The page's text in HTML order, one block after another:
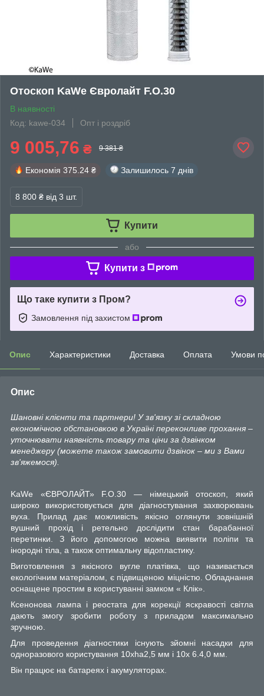
Отоскоп KaWe Євролайт F.O.30
В наявності
Код: kawe-034
Опт і роздріб
9 005,76 ₴ 9 381 ₴
Економія 375.24 ₴ Залишилось 7 днів
8 800 ₴ від 3 шт.
Купити
або
Купити з
Що таке купити з Пром?
Замовлення під захистом
Опис Характеристики Доставка Оплата Умови
Опис
Шановні клієнти та партнери! У зв'язку зі складною
економічною обстановкою в Україні переконливе прохання –
уточнювати наявність товару та ціни за дзвінком
менеджеру (можете також замовити дзвінок – ми з Вами
зв'яжемося).
KaWe «ЄВРОЛАЙТ» F.O.30 — німецький отоскоп, який
широко використовується для діагностування захворювань
вуха. Прилад дає можливість якісно оглянути зовнішній
вушний прохід і ретельно дослідити стан барабанної
перетинки. З його допомогою можна виявити поліпи та
інородні тіла, а також оптимальну відопластику.
Виготовлення з якісного вугле платівка, що називається
екологічним матеріалом, є підвищеною міцністю. Обладнання
оснащене простим в користуванні замком « Клік».
Ксенонова лампа і реостата для корекції яскравості світла
дають змогу зробити роботу з приладом максимально
зручною.
Для проведення діагностики існують зйомні насадки для
одноразового користування 10xha2,5 мм і 10x 6.4,0 мм.
Він працює на батареях і акумуляторах.